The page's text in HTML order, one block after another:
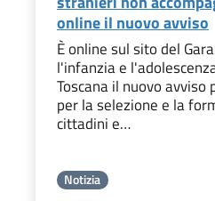
online il nuovo avviso
È online sul sito del
l'infanzia e
Toscana il nuovo avviso
per la selezione e la
cittadini e…
Notizia